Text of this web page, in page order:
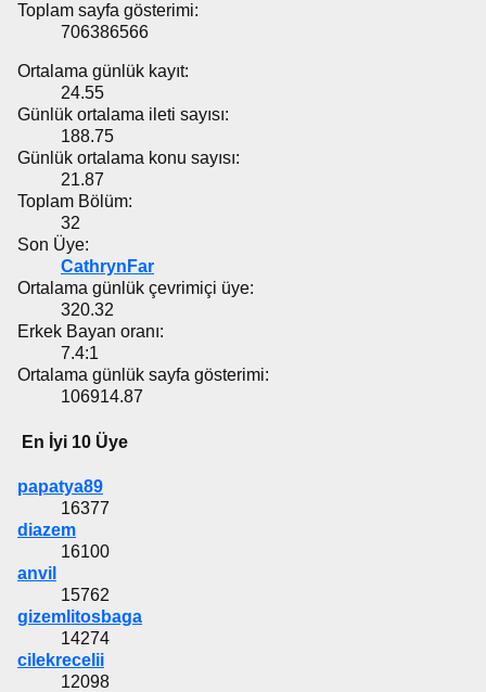
Toplam sayfa gösterimi:
706386566
Ortalama günlük kayıt:
24.55
Günlük ortalama ileti sayısı:
188.75
Günlük ortalama konu sayısı:
21.87
Toplam Bölüm:
32
Son Üye:
CathrynFar
Ortalama günlük çevrimiçi üye:
320.32
Erkek Bayan oranı:
7.4:1
Ortalama günlük sayfa gösterimi:
106914.87
En İyi 10 Üye
papatya89
16377
diazem
16100
anvil
15762
gizemlitosbaga
14274
cilekrecelii
12098